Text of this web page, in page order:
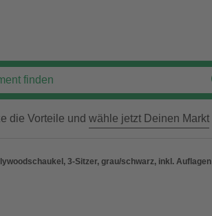
die Vorteile und wähle jetzt Deinen Markt
3-Sitzer, grau/schwarz, inkl. Auflagen